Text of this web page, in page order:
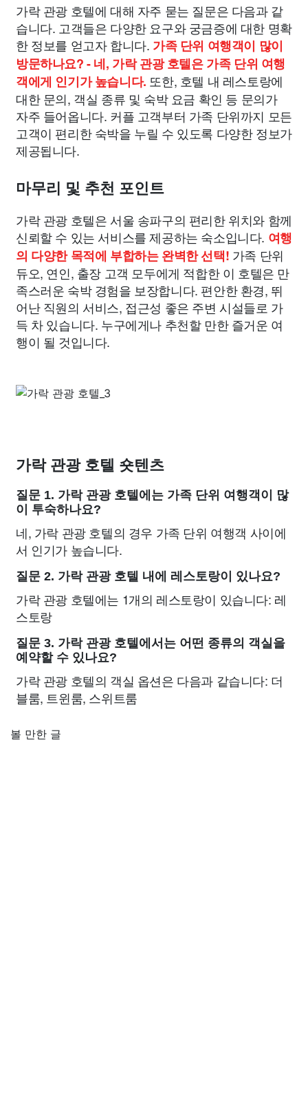
가락 관광 호텔에 대해 자주 묻는 질문은 다음과 같
습니다. 고객들은 다양한 요구와 궁금증에 대한 명확
한 정보를 얻고자 합니다. 가족 단위 여행객이 많이
방문하나요? - 네, 가락 관광 호텔은 가족 단위 여행
객에게 인기가 높습니다. 또한, 호텔 내 레스토랑에
대한 문의, 객실 종류 및 숙박 요금 확인 등 문의가
자주 들어옵니다. 커플 고객부터 가족 단위까지 모든
고객이 편리한 숙박을 누릴 수 있도록 다양한 정보가
제공됩니다.
마무리 및 추천 포인트
가락 관광 호텔은 서울 송파구의 편리한 위치와 함께
신뢰할 수 있는 서비스를 제공하는 숙소입니다. 여행
의 다양한 목적에 부합하는 완벽한 선택! 가족 단위
듀오, 연인, 출장 고객 모두에게 적합한 이 호텔은 만
족스러운 숙박 경험을 보장합니다. 편안한 환경, 뛰
어난 직원의 서비스, 접근성 좋은 주변 시설들로 가
득 차 있습니다. 누구에게나 추천할 만한 즐거운 여
행이 될 것입니다.
가락 관광 호텔 숏텐츠
질문 1. 가락 관광 호텔에는 가족 단위 여행객이 많
이 투숙하나요?
네, 가락 관광 호텔의 경우 가족 단위 여행객 사이에
서 인기가 높습니다.
질문 2. 가락 관광 호텔 내에 레스토랑이 있나요?
가락 관광 호텔에는 1개의 레스토랑이 있습니다: 레
스토랑
질문 3. 가락 관광 호텔에서는 어떤 종류의 객실을
예약할 수 있나요?
가락 관광 호텔의 객실 옵션은 다음과 같습니다: 더
블룸, 트윈룸, 스위트룸
볼 만한 글